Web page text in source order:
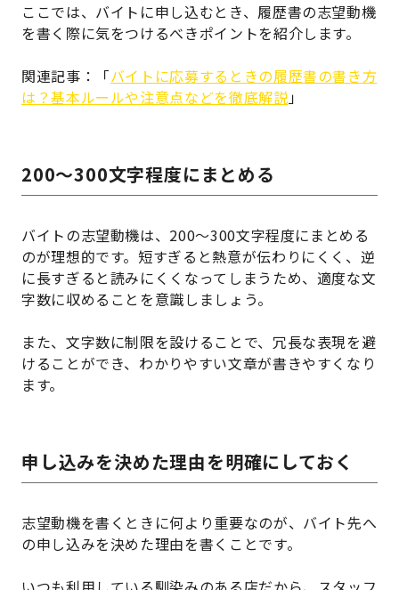
ここでは、バイトに申し込むとき、履歴書の志望動機
を書く際に気をつけるべきポイントを紹介します。
関連記事：「バイトに応募するときの履歴書の書き方
は？基本ルールや注意点などを徹底解説」
200～300文字程度にまとめる
バイトの志望動機は、200～300文字程度にまとめる
のが理想的です。短すぎると熱意が伝わりにくく、逆
に長すぎると読みにくくなってしまうため、適度な文
字数に収めることを意識しましょう。
また、文字数に制限を設けることで、冗長な表現を避
けることができ、わかりやすい文章が書きやすくなり
ます。
申し込みを決めた理由を明確にしておく
志望動機を書くときに何より重要なのが、バイト先へ
の申し込みを決めた理由を書くことです。